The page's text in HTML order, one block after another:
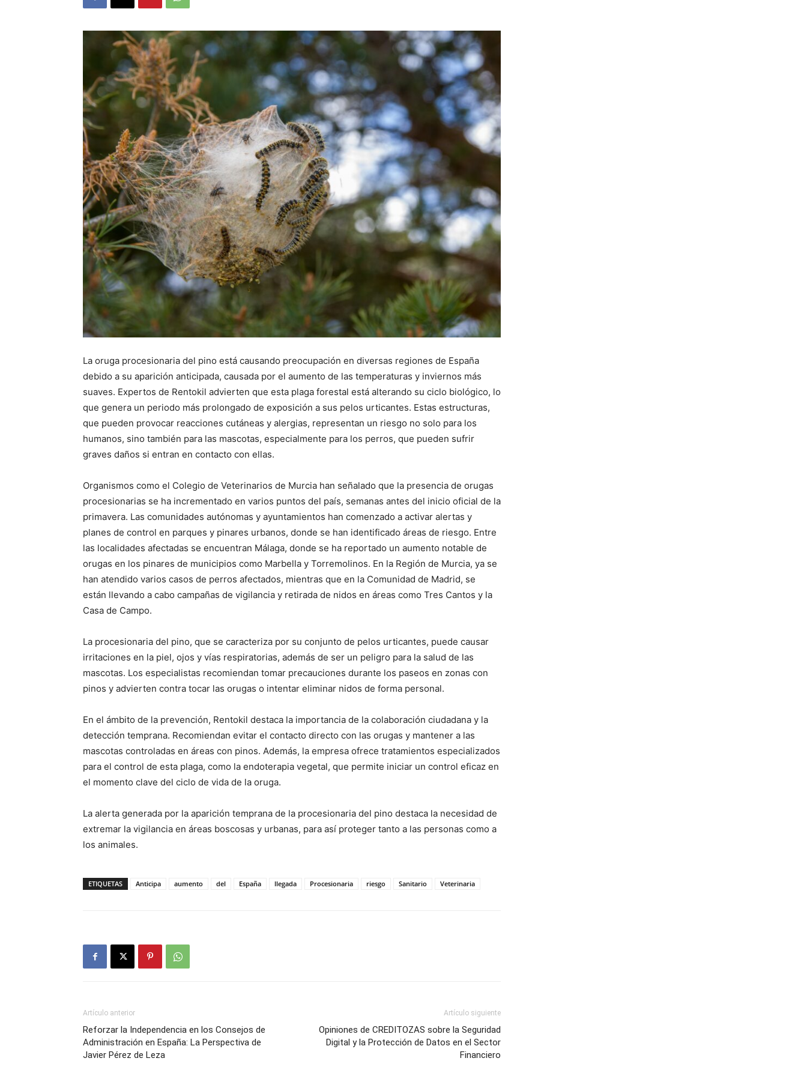
La oruga procesionaria del pino está causando preocupación en diversas regiones de España
debido a su aparición anticipada, causada por el aumento de las temperaturas y inviernos más
suaves. Expertos de Rentokil advierten que esta plaga forestal está alterando su ciclo biológico, lo
que genera un periodo más prolongado de exposición a sus pelos urticantes. Estas estructuras,
que pueden provocar reacciones cutáneas y alergias, representan un riesgo no solo para los
humanos, sino también para las mascotas, especialmente para los perros, que pueden sufrir
graves daños si entran en contacto con ellas.
Organismos como el Colegio de Veterinarios de Murcia han señalado que la presencia de orugas
procesionarias se ha incrementado en varios puntos del país, semanas antes del inicio oficial de la
primavera. Las comunidades autónomas y ayuntamientos han comenzado a activar alertas y
planes de control en parques y pinares urbanos, donde se han identificado áreas de riesgo. Entre
las localidades afectadas se encuentran Málaga, donde se ha reportado un aumento notable de
orugas en los pinares de municipios como Marbella y Torremolinos. En la Región de Murcia, ya se
han atendido varios casos de perros afectados, mientras que en la Comunidad de Madrid, se
están llevando a cabo campañas de vigilancia y retirada de nidos en áreas como Tres Cantos y la
Casa de Campo.
La procesionaria del pino, que se caracteriza por su conjunto de pelos urticantes, puede causar
irritaciones en la piel, ojos y vías respiratorias, además de ser un peligro para la salud de las
mascotas. Los especialistas recomiendan tomar precauciones durante los paseos en zonas con
pinos y advierten contra tocar las orugas o intentar eliminar nidos de forma personal.
En el ámbito de la prevención, Rentokil destaca la importancia de la colaboración ciudadana y la
detección temprana. Recomiendan evitar el contacto directo con las orugas y mantener a las
mascotas controladas en áreas con pinos. Además, la empresa ofrece tratamientos especializados
para el control de esta plaga, como la endoterapia vegetal, que permite iniciar un control eficaz en
el momento clave del ciclo de vida de la oruga.
La alerta generada por la aparición temprana de la procesionaria del pino destaca la necesidad de
extremar la vigilancia en áreas boscosas y urbanas, para así proteger tanto a las personas como a
los animales.
ETIQUETAS Anticipa aumento del España llegada Procesionaria riesgo Sanitario Veterinaria
Artículo anterior
Reforzar la Independencia en los Consejos de
Administración en España: La Perspectiva de
Javier Pérez de Leza
Artículo siguiente
Opiniones de CREDITOZAS sobre la Seguridad
Digital y la Protección de Datos en el Sector
Financiero